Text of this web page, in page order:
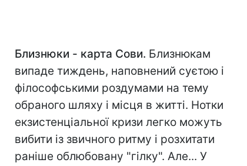
Близнюки - карта Сови. Близнюкам
випаде тиждень, наповнений суєтою і
філософськими роздумами на тему
обраного шляху і місця в житті. Нотки
екзистенціальної кризи легко можуть
вибити із звичного ритму і розхитати
раніше облюбовану "гілку". Але... У